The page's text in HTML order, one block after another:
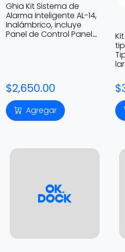
Ghia Kit Sistema de
Alarma Inteligente AL-14,
Inalámbrico, incluye
Panel de Control Panel
$2,650.00
Agregar